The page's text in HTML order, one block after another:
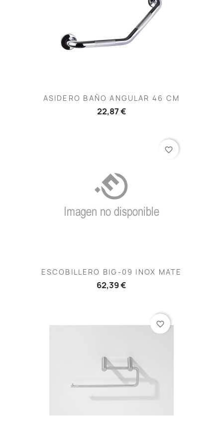
ASIDERO BAÑO ANGULAR 46 CM
22,87 €
ESCOBILLERO BIG-09 INOX MATE
62,39 €
favorite_border
favorite_border